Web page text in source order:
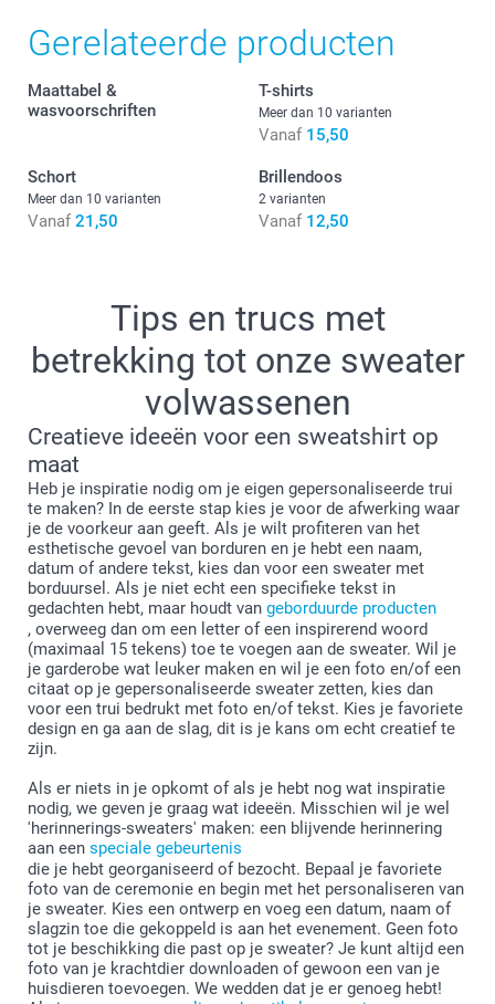
Wassen:
Droogkast:
Strijken:
Bleken:
Stomen:
66 cm
60,5 cm
55 cm
61,5 cm
L
58,5 cm
62,5 cm
XL
72 cm
62 cm
63,5 cm
Gerelateerde producten
Maattabel &
wasvoorschriften
T-shirts
Meer dan 10 varianten
Vanaf 15,50
Schort
Meer dan 10 varianten
Vanaf 21,50
Brillendoos
2 varianten
Vanaf 12,50
Tips en trucs met
betrekking tot onze sweater
volwassenen
Creatieve ideeën voor een sweatshirt op
maat
Heb je inspiratie nodig om je eigen gepersonaliseerde trui
te maken? In de eerste stap kies je voor de afwerking waar
je de voorkeur aan geeft. Als je wilt profiteren van het
esthetische gevoel van borduren en je hebt een naam,
datum of andere tekst, kies dan voor een sweater met
borduursel. Als je niet echt een specifieke tekst in
gedachten hebt, maar houdt van geborduurde producten
, overweeg dan om een letter of een inspirerend woord
(maximaal 15 tekens) toe te voegen aan de sweater. Wil je
je garderobe wat leuker maken en wil je een foto en/of een
citaat op je gepersonaliseerde sweater zetten, kies dan
voor een trui bedrukt met foto en/of tekst. Kies je favoriete
design en ga aan de slag, dit is je kans om echt creatief te
zijn.
Als er niets in je opkomt of als je hebt nog wat inspiratie
nodig, we geven je graag wat ideeën. Misschien wil je wel
'herinnerings-sweaters' maken: een blijvende herinnering
aan een speciale gebeurtenis
die je hebt georganiseerd of bezocht. Bepaal je favoriete
foto van de ceremonie en begin met het personaliseren van
je sweater. Kies een ontwerp en voeg een datum, naam of
slagzin toe die gekoppeld is aan het evenement. Geen foto
tot je beschikking die past op je sweater? Je kunt altijd een
foto van je krachtdier downloaden of gewoon een van je
huisdieren toevoegen. We wedden dat je er genoeg hebt!